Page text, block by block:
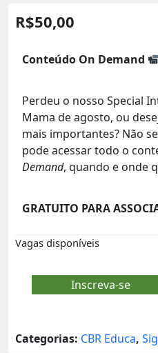
R$50,00
Conteúdo On Demand
Perdeu o nosso Special
Mama de agosto, ou
mais importantes? Não
pode acessar todo o
Demand, quando e onde
GRATUITO PARA
Vagas disponíveis
Inscreva-se
Categorias: CBR Educa,